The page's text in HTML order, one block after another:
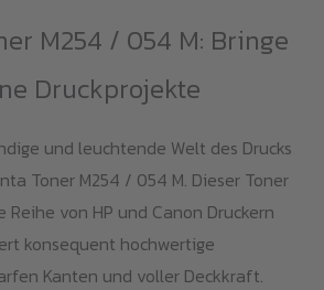
M254 / 054 M: Bringe
Druckprojekte
und leuchtende Welt des Drucks
Toner M254 / 054 M. Dieser Toner
von HP und Canon Druckern
konsequent hochwertige
Kanten und voller Deckkraft.